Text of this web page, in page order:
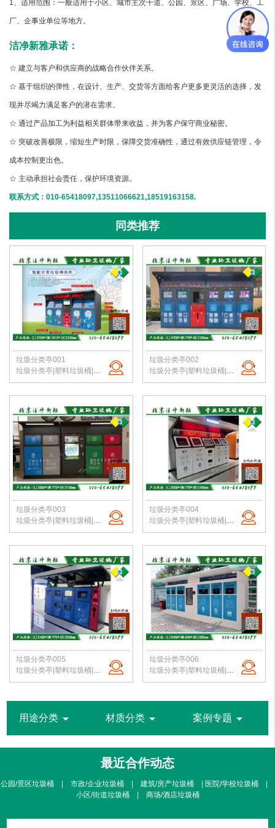
1、适用范围：一般适用于小区、城市主次干道、公园、景区、广场、学校、工
厂、企事业单位等地方。
洁净新雅承诺：
☆ 建立与客户和供应商的战略合作伙伴关系。
☆ 基于组织的弹性，在设计、生产、交货等方面给客户更多更灵活的选择，发
现并尽竭力满足客户的潜在需求。
☆ 通过产品加工为利益相关群体带来收益，并为客户保守商业秘密。
☆ 突破改善极限，缩短生产时限，保障交货准确性，通过有效供应链管理，令
成本控制更出色。
☆ 主动承担社会责任，保护环境资源。
联系方式：010-65418097,13511066621,18519163158.
同类推荐
垃圾分类亭001
垃圾分类亭|塑料垃圾桶|户外垃圾站|公园垃圾桶|学校分类垃圾亭|北京垃圾桶厂家
垃圾分类亭002
垃圾分类亭|塑料垃圾桶|户外垃圾站|公园垃圾桶|学校分类垃圾亭|北京垃圾桶厂家
垃圾分类亭003
垃圾分类亭|塑料垃圾桶|户外垃圾站|公园垃圾桶|学校分类垃圾亭|北京垃圾桶厂家
垃圾分类亭004
垃圾分类亭|塑料垃圾桶|户外垃圾站|公园垃圾桶|学校分类垃圾亭|北京垃圾桶厂家
垃圾分类亭005
垃圾分类亭|塑料垃圾桶|户外垃圾站|公园垃圾桶|学校分类垃圾亭|北京垃圾桶厂家
垃圾分类亭006
垃圾分类亭|塑料垃圾桶|户外垃圾站|公园垃圾桶|学校分类垃圾亭|北京垃圾桶厂家
用途分类arrow_drop_down 材质分类 arrow_drop_down 案例专题 arrow_drop_down
最近合作动态
公园/景区垃圾桶 | 市政/企业垃圾桶 | 建筑/房产垃圾桶 | 医院/学校垃圾桶 |
小区/街道垃圾桶 | 商场/酒店垃圾桶